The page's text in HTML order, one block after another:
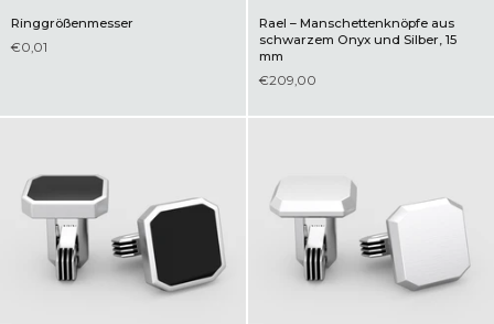
Ringgrößenmesser
€0,01
Rael – Manschettenknöpfe aus
schwarzem Onyx und Silber, 15
mm
€209,00